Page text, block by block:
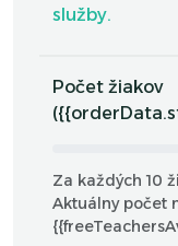
služby.
Počet žiakov
Za každých 10
Aktuálny počet